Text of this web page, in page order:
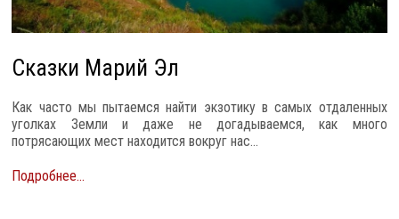
Сказки Марий Эл
Как часто мы пытаемся найти экзотику в самых отдаленных
уголках Земли и даже не догадываемся, как много
потрясающих мест находится вокруг нас...
Подробнее...